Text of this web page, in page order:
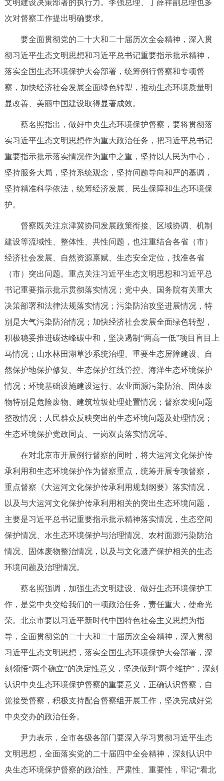
文明建设决策部署的执行力。李强总理、丁薛祥副总理也多
次对督察工作提出明确要求。
要全面贯彻党的二十大和二十届历次全会精神，深入贯
彻习近平生态文明思想和习近平总书记重要指示批示精神，
落实全国生态环境保护大会部署，统筹例行督察和专项督
察，加快经济社会发展全面绿色转型，推动生态环境质量明
显改善、美丽中国建设取得显著成效。
蔡名照指出，做好中央生态环境保护督察，要将贯彻落
实习近平生态文明思想作为重大政治任务，把习近平总书记
重要指示批示落实情况作为重中之重，坚持以人民为中心，
坚持服务大局，坚持系统观念，坚持问题导向和严的基调，
坚持精准科学依法，统筹经济发展、民生保障和生态环境保
护。
督察既关注京津冀协同发展政策衔接、区域协调、机制
建设等流域性、整体性、共性问题，也注重结合各省（市）
经济社会发展、自然资源禀赋、生态安全定位，找准各省
（市）突出问题。重点关注习近平生态文明思想和习近平总
书记重要指示批示贯彻落实情况；党中央、国务院有关重大
决策部署和法律法规落实情况；污染防治攻坚进展情况，特
别是大气污染防治情况；加快经济社会发展全面绿色转型，
积极稳妥推进碳达峰碳中和，坚决遏制“两高一低”项目盲目上
马情况；山水林田湖草沙系统治理、重要生态屏障建设、自
然保护地保护修复、生态保护红线管控、海洋生态环境保护
情况；环境基础设施建设运行、农业面源污染防治、固体废
物特别是危险废物、建筑垃圾处理处置情况；督察发现问题
整改情况；人民群众反映突出的生态环境问题及处理情况；
生态环境保护党政同责、一岗双责落实情况等。
在对北京市开展例行督察的同时，将大运河文化保护传
承利用和生态环境保护作为督察重点，统筹开展专项督察，
重点督察《大运河文化保护传承利用规划纲要》落实情况，
以及与大运河文化保护传承利用相关的突出生态环境问题，
主要是习近平总书记重要指示批示精神落实情况，生态空间
保护情况、水生态环境保护与治理情况、农村面源污染防治
情况、固体废物整治情况，以及与文化遗产保护相关的生态
环境问题及治理情况。
蔡名照强调，加强生态文明建设、做好生态环境保护工
作，是党中央交给我们的一项政治任务，责任重大，使命光
荣。北京市要以习近平新时代中国特色社会主义思想为指
导，全面贯彻党的二十大和二十届历次全会精神，深入贯彻
习近平生态文明思想，落实全国生态环境保护大会部署，深
刻领悟“两个确立”的决定性意义，坚决做到“两个维护”，深刻
认识中央生态环境保护督察的重要意义，正确认识督察，自
觉接受督察，积极支持配合督察组开展工作，坚决完成好党
中央交办的政治任务。
尹力表示，全市各级各部门要深入学习贯彻习近平生态
文明思想，全面落实党的二十届四中全会精神，深刻认识中
央生态环境保护督察的政治性、严肃性、重要性，牢记“看北